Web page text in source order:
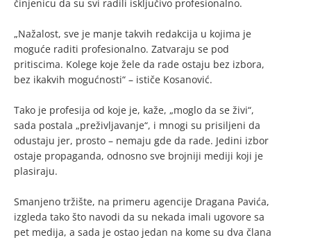
činjenicu da su svi radili isključivo profesionalno.
„Nažalost, sve je manje takvih redakcija u kojima je
moguće raditi profesionalno. Zatvaraju se pod
pritiscima. Kolege koje žele da rade ostaju bez izbora,
bez ikakvih mogućnosti“ – ističe Kosanović.
Tako je profesija od koje je, kaže, „moglo da se živi“,
sada postala „preživljavanje“, i mnogi su prisiljeni da
odustaju jer, prosto – nemaju gde da rade. Jedini izbor
ostaje propaganda, odnosno sve brojniji mediji koji je
plasiraju.
Smanjeno tržište, na primeru agencije Dragana Pavića,
izgleda tako što navodi da su nekada imali ugovore sa
pet medija, a sada je ostao jedan na kome su dva člana